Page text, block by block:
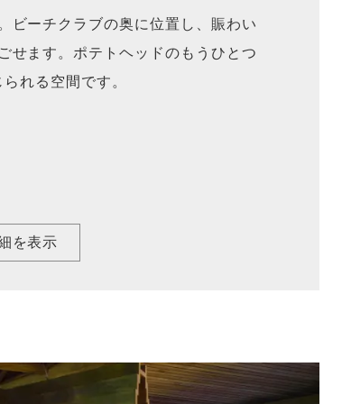
ビーチクラブの奥に位置し、賑わい
せます。ポテトヘッドのもうひとつ
れる空間です。
を表示